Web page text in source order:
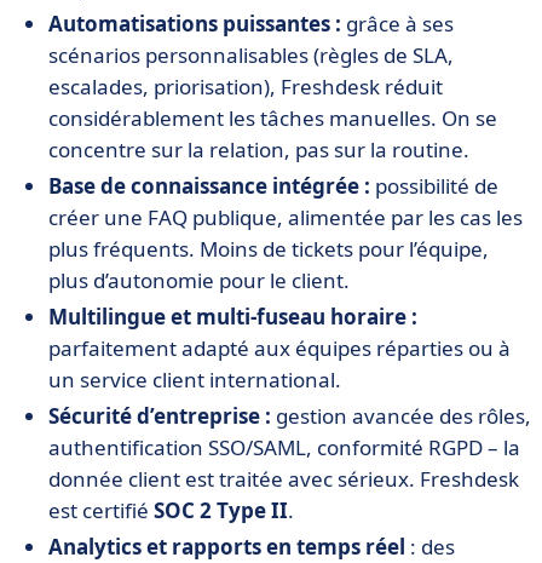
Automatisations puissantes : grâce à ses
scénarios personnalisables (règles de SLA,
escalades, priorisation), Freshdesk réduit
considérablement les tâches manuelles. On se
concentre sur la relation, pas sur la routine.
Base de connaissance intégrée : possibilité de
créer une FAQ publique, alimentée par les cas les
plus fréquents. Moins de tickets pour l’équipe,
plus d’autonomie pour le client.
Multilingue et multi-fuseau horaire :
parfaitement adapté aux équipes réparties ou à
un service client international.
Sécurité d’entreprise : gestion avancée des rôles,
authentification SSO/SAML, conformité RGPD – la
donnée client est traitée avec sérieux. Freshdesk
est certifié SOC 2 Type II.
Analytics et rapports en temps réel : des